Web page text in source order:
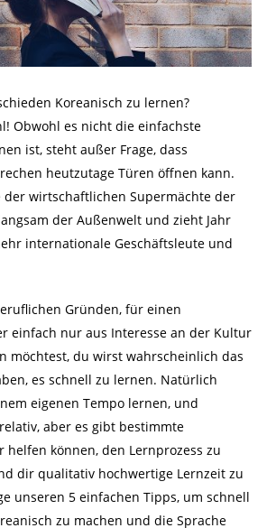
Koreanisch zu lernen?
Obwohl es nicht die einfachste
ist, steht außer Frage, dass
heutzutage Türen öffnen kann.
der wirtschaftlichen Supermächte der
der Außenwelt und zieht Jahr
internationale Geschäftsleute und
Gründen, für einen
einfach nur aus Interesse an der Kultur
möchtest, du wirst wahrscheinlich das
es schnell zu lernen. Natürlich
eigenen Tempo lernen, und
aber es gibt bestimmte
helfen können, den Lernprozess zu
dir qualitativ hochwertige Lernzeit zu
unseren 5 einfachen Tipps, um schnell
zu machen und die Sprache